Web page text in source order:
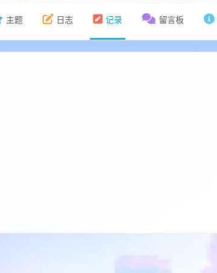
主题 日志 记录 留言板